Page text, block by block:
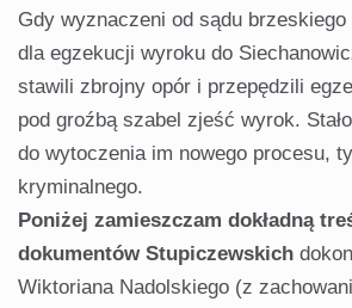
Gdy wyznaczeni od sądu
dla egzekucji wyroku do
stawili zbrojny opór i przepędzili
pod groźbą szabel zjeść wyrok.
do wytoczenia im nowego procesu,
kryminalnego.
Poniżej zamieszczam dokładną
dokumentów Stupiczewskich
Wiktoriana Nadolskiego (z